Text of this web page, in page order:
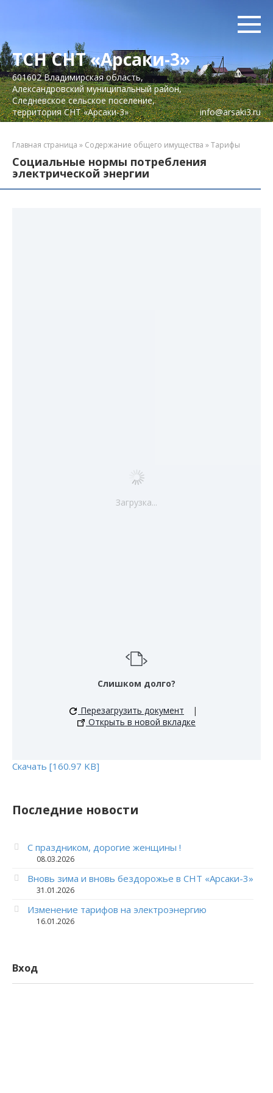
ТСН СНТ «Арсаки-3»
601602 Владимирская область,
Александровский муниципальный район,
Следневское сельское поселение,
территория СНТ «Арсаки-3»
info@arsaki3.ru
Главная страница » Содержание общего имущества »Тарифы
Социальные нормы потребления
электрической энергии
Загрузка...
Слишком долго?
Перезагрузить документ
|
Открыть в новой вкладке
Скачать [160.97 KB]
Последние новости
С праздником, дорогие женщины !
08.03.2026
Вновь зима и вновь бездорожье в СНТ «Арсаки-3»
31.01.2026
Изменение тарифов на электроэнергию
16.01.2026
Вход